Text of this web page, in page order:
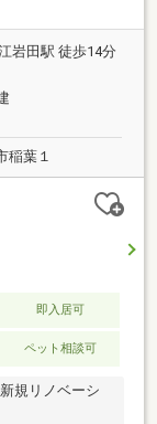
岩田駅 徒歩14分
稲葉１
即入居可
ペット相談可
規リノベーシ